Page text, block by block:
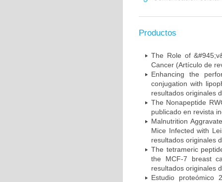
Productos
The Role of
Cancer (Artículo de
Enhancing the
conjugation with
resultados originales
The Nonapeptide
publicado en revista
Malnutrition
Mice Infected with
resultados originales
The tetrameric
the MCF-7 breast
resultados originales
Estudio proteómico